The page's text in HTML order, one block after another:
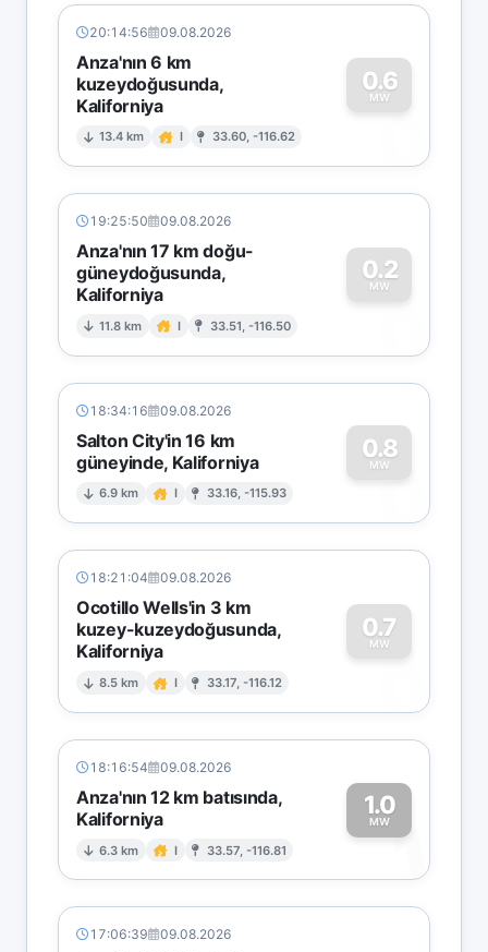
20:14:56 09.08.2026
Anza'nın 6 km
kuzeydoğusunda,
Kaliforniya
13.4 km I 33.60, -116.62
0.6
MW
0
19:25:50 09.08.2026
Anza'nın 17 km doğu-
güneydoğusunda,
Kaliforniya
11.8 km I 33.51, -116.50
0.2
MW
0
18:34:16 09.08.2026
Salton City'in 16 km
güneyinde, Kaliforniya
6.9 km I 33.16, -115.93
0.8
MW
0
18:21:04 09.08.2026
Ocotillo Wells'in 3 km
kuzey-kuzeydoğusunda,
Kaliforniya
8.5 km I 33.17, -116.12
0.7
MW
0
18:16:54 09.08.2026
Anza'nın 12 km batısında,
Kaliforniya
6.3 km I 33.57, -116.81
1.0
MW1
17:06:39 09.08.2026